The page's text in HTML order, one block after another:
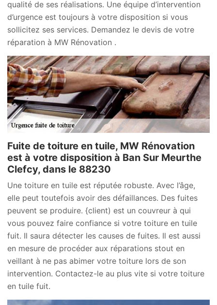
qualité de ses réalisations. Une équipe d’intervention
d’urgence est toujours à votre disposition si vous
sollicitez ses services. Demandez le devis de votre
réparation à MW Rénovation .
Fuite de toiture en tuile, MW Rénovation
est à votre disposition à Ban Sur Meurthe
Clefcy, dans le 88230
Une toiture en tuile est réputée robuste. Avec l’âge,
elle peut toutefois avoir des défaillances. Des fuites
peuvent se produire. {client) est un couvreur à qui
vous pouvez faire confiance si votre toiture en tuile
fuit. Il saura détecter les causes de fuites. Il est aussi
en mesure de procéder aux réparations stout en
veillant à ne pas abimer votre toiture lors de son
intervention. Contactez-le au plus vite si votre toiture
en tuile fuit.